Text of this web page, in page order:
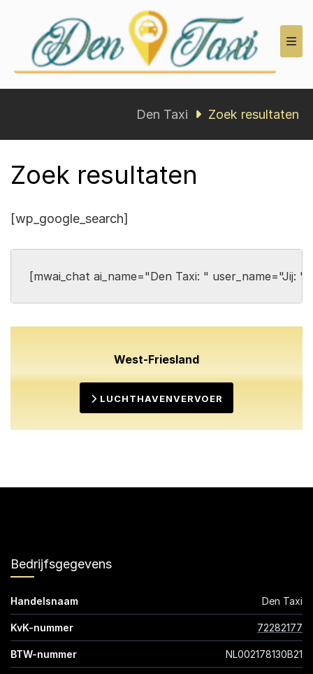
Den Taxi
Den Taxi Zoek resultaten
Zoek resultaten
[wp_google_search]
[mwai_chat ai_name="Den Taxi: " user_name="Jij:
West-Friesland
LUCHTHAVENVERVOER
Bedrijfsgegevens
Handelsnaam Den Taxi
KvK-nummer 72282177
BTW-nummer NL002178130B21